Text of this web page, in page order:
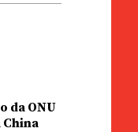
da ONU